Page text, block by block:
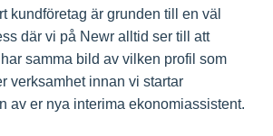
kundföretag är grunden till en väl
där vi på Newr alltid ser till att
samma bild av vilken profil som
verksamhet innan vi startar
av er nya interima ekonomiassistent.